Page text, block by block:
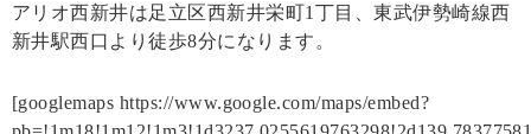
アリオ西新井は足立区西新井栄町1丁目、東武伊勢崎線西
新井駅西口より徒歩8分になります。
[googlemaps https://www.google.com/maps/embed?